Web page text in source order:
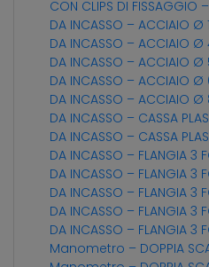
CON CLIPS DI FISSAGGIO
DA INCASSO – ACCIAIO Ø
DA INCASSO – ACCIAIO Ø
DA INCASSO – ACCIAIO Ø
DA INCASSO – ACCIAIO Ø
DA INCASSO – ACCIAIO Ø
DA INCASSO – CASSA
DA INCASSO – CASSA
DA INCASSO – FLANGIA 3
DA INCASSO – FLANGIA 3
DA INCASSO – FLANGIA 3
DA INCASSO – FLANGIA 3
DA INCASSO – FLANGIA 3
Manometro – DOPPIA